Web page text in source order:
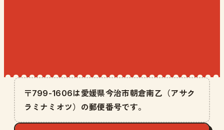
〒799-1606は愛媛県今治市朝倉南乙（アサク
ラミナミオツ）の郵便番号です。